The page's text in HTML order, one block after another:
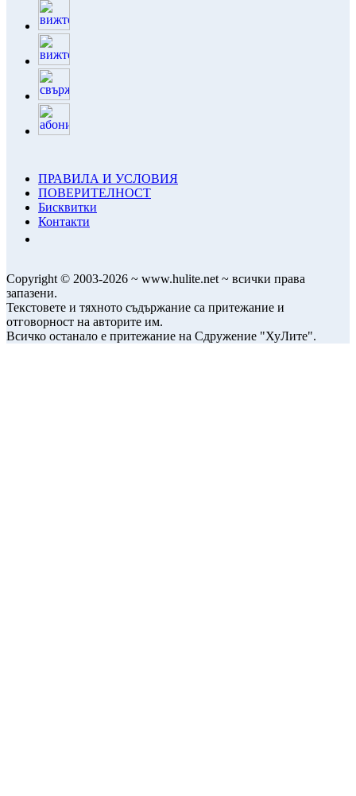
ПРАВИЛА И УСЛОВИЯ
ПОВЕРИТЕЛНОСТ
Бисквитки
Контакти
Copyright © 2003-2026 ~ www.hulite.net ~ всички права
запазени.
Текстовете и тяхното съдържание са притежание и
отговорност на авторите им.
Всичко останало е притежание на Сдружение "ХуЛите".